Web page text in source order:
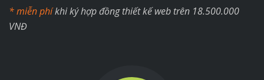
* miễn phíkhi ký hợp đồng thiết kế web trên 18.500.000
VNĐ